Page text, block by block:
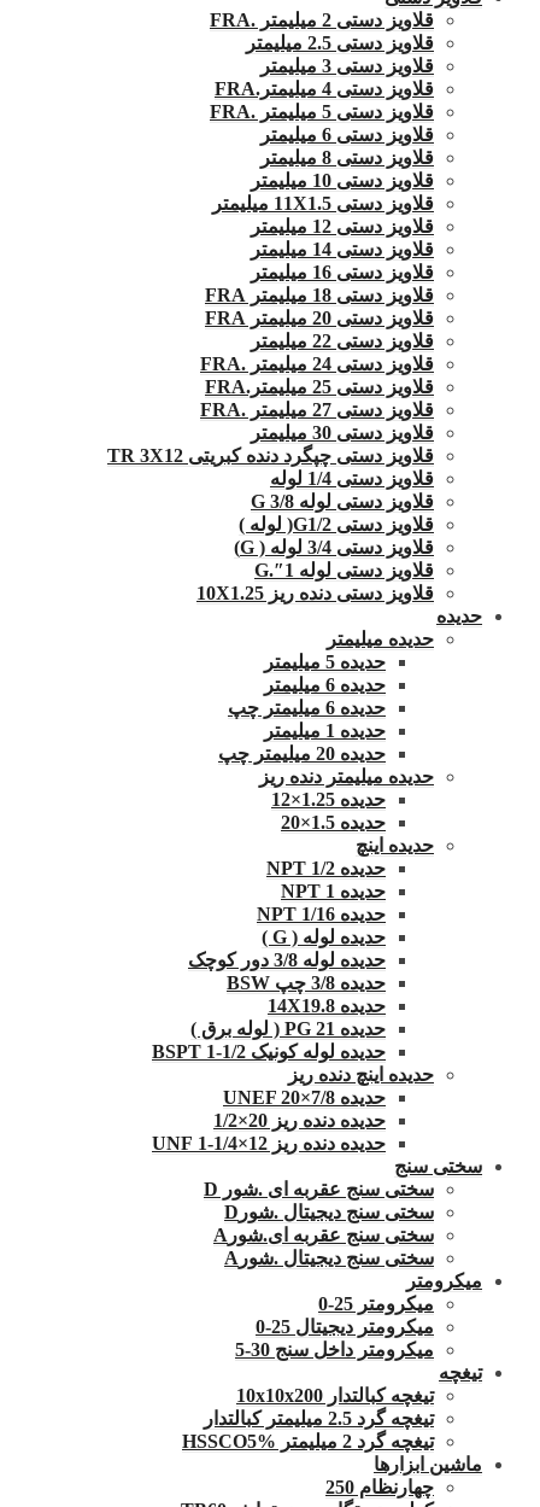
قلاویز دستی 2 میلیمتر .FRA
قلاویز دستی 2.5 میلیمتر
قلاویز دستی 3 میلیمتر
قلاویز دستی 4 میلیمتر.FRA
قلاویز دستی 5 میلیمتر .FRA
قلاویز دستی 6 میلیمتر
قلاویز دستی 8 میلیمتر
قلاویز دستی 10 میلیمتر
قلاویز دستی 11X1.5 میلیمتر
قلاویز دستی 12 میلیمتر
قلاویز دستی 14 میلیمتر
قلاویز دستی 16 میلیمتر
قلاویز دستی 18 میلیمتر FRA
قلاویز دستی 20 میلیمتر FRA
قلاویز دستی 22 میلیمتر
قلاویز دستی 24 میلیمتر .FRA
قلاویز دستی 25 میلیمتر.FRA
قلاویز دستی 27 میلیمتر .FRA
قلاویز دستی 30 میلیمتر
قلاویز دستی چپگرد دنده کبریتی TR 3X12
قلاویز دستی 1/4 لوله
قلاویز دستی لوله G 3/8
قلاویز دستی G1/2( لوله )
قلاویز دستی 3/4 لوله ( G)
قلاویز دستی لوله 1″.G
قلاویز دستی دنده ریز 10X1.25
حدیده
حدیده میلیمتر
حدیده 5 میلیمتر
حدیده 6 میلیمتر
حدیده 6 میلیمتر چپ
حدیده 1 میلیمتر
حدیده 20 میلیمتر چپ
حدیده میلیمتر دنده ریز
حدیده 1.25×12
حدیده 1.5×20
حدیده اینچ
حدیده 1/2 NPT
حدیده NPT 1
حدیده 1/16 NPT
حدیده لوله ( G )
حدیده لوله 3/8 دور کوچک
حدیده 3/8 چپ BSW
حدیده 14X19.8
حدیده 21 PG ( لوله برق )
حدیده لوله کونیک 1/2-1 BSPT
حدیده اینچ دنده ریز
حدیده UNEF 20×7/8
حدیده دنده ریز 20×1/2
حدیده دنده ریز 12×1/4-1 UNF
سختی سنج
سختی سنج عقربه ای .شور D
سختی سنج دیجیتال .شورD
سختی سنج عقربه ای.شورA
سختی سنج دیجیتال .شورA
میکرومتر
میکرومتر 25-0
میکرومتر دیجیتال 25-0
میکرومتر داخل سنج 30-5
تیغچه
تیغچه کبالتدار 10x10x200
تیغچه گرد 2.5 میلیمتر کبالتدار
تیغچه گرد 2 میلیمتر HSSCO5%
ماشین ابزارها
چهارنظام 250